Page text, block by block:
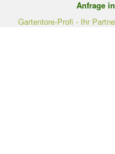
Anfrage
Gartentore-Profi - Ihr